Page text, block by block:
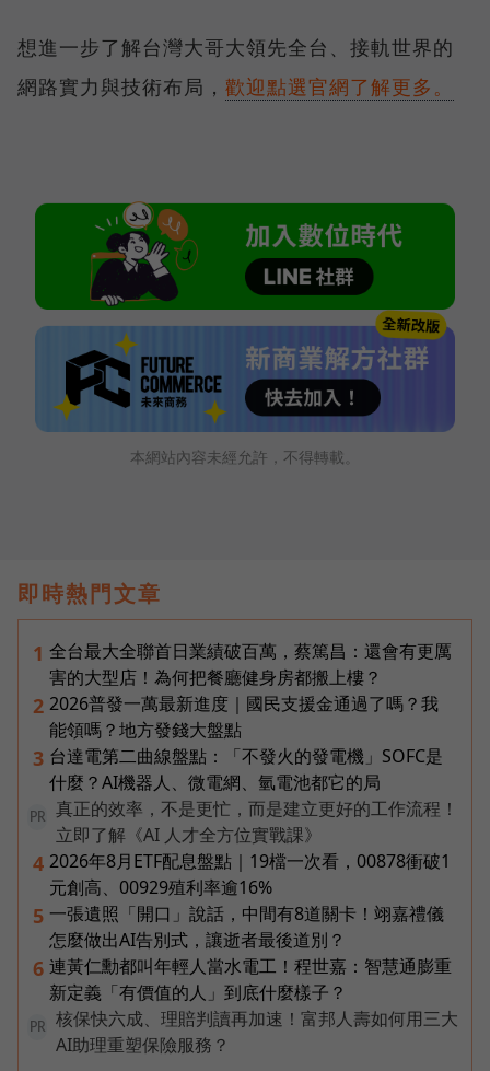
想進一步了解台灣大哥大領先全台、接軌世界的
網路實力與技術布局， 歡迎點選官網了解更多。
本網站內容未經允許，不得轉載。
即時熱門文章
1 全台最大全聯首日業績破百萬，蔡篤昌：還會有更厲
害的大型店！為何把餐廳健身房都搬上樓？
2 2026普發一萬最新進度｜國民支援金通過了嗎？我
能領嗎？地方發錢大盤點
3 台達電第二曲線盤點：「不發火的發電機」SOFC是
什麼？AI機器人、微電網、氫電池都它的局
PR
真正的效率，不是更忙，而是建立更好的工作流程！
立即了解《AI 人才全方位實戰課》
4 2026年8月ETF配息盤點｜19檔一次看，00878衝破1
元創高、00929殖利率逾16%
5 一張遺照「開口」說話，中間有8道關卡！翊嘉禮儀
怎麼做出AI告別式，讓逝者最後道別？
6 連黃仁勳都叫年輕人當水電工！程世嘉：智慧通膨重
新定義「有價值的人」到底什麼樣子？
PR
核保快六成、理賠判讀再加速！富邦人壽如何用三大
AI助理重塑保險服務？